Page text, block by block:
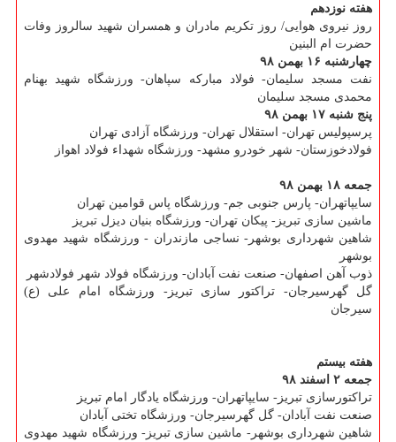
هفته نوزدهم
روز نیروی هوایی/ روز تكریم مادران و همسران شهید سالروز وفات
حضرت ام البنین
چهارشنبه ۱۶ بهمن ۹۸
نفت مسجد سلیمان- فولاد مباركه سپاهان- ورزشگاه شهید بهنام
محمدی مسجد سلیمان
پنج شنبه ۱۷ بهمن ۹۸
پرسپولیس تهران- استقلال تهران- ورزشگاه آزادی تهران
فولادخوزستان- شهر خودرو مشهد- ورزشگاه شهداء فولاد اهواز
جمعه ۱۸ بهمن ۹۸
سایپاتهران- پارس جنوبی جم- ورزشگاه پاس قوامین تهران
ماشین سازی تبریز- پیكان تهران- ورزشگاه بنیان دیزل تبریز
شاهین شهرداری بوشهر- نساجی مازندران - ورزشگاه شهید مهدوی
بوشهر
ذوب آهن اصفهان- صنعت نفت آبادان- ورزشگاه فولاد شهر فولادشهر
گل گهرسیرجان- تراكتور سازی تبریز- ورزشگاه امام علی (ع)
سیرجان
هفته بیستم
جمعه ۲ اسفند ۹۸
تراكتورسازی تبریز- سایپاتهران- ورزشگاه یادگار امام تبریز
صنعت نفت آبادان- گل گهرسیرجان- ورزشگاه تختی آبادان
شاهین شهرداری بوشهر- ماشین سازی تبریز- ورزشگاه شهید مهدوی